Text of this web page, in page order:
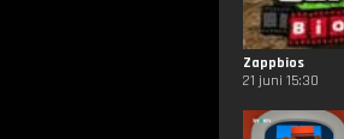
Zappbios
21 juni 15:30